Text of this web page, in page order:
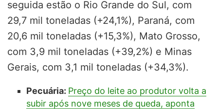
seguida estão o Rio Grande do Sul, com
29,7 mil toneladas (+24,1%), Paraná, com
20,6 mil toneladas (+15,3%), Mato Grosso,
com 3,9 mil toneladas (+39,2%) e Minas
Gerais, com 3,1 mil toneladas (+34,3%).
Pecuária: Preço do leite ao produtor volta a
subir após nove meses de queda, aponta